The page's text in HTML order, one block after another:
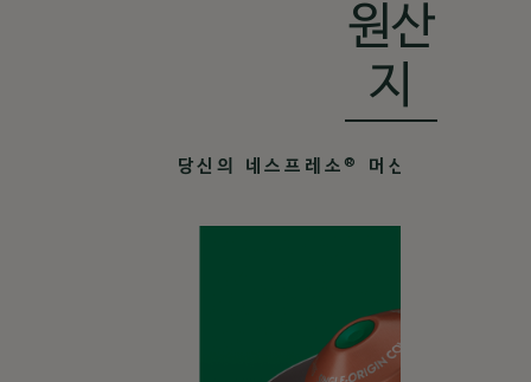
원산
지
당신의 네스프레소 ® 머신을 위해
라틴
블론드